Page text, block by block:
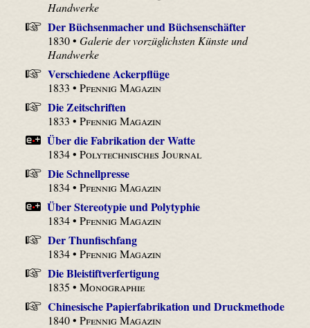
Handwerke
Der Büchsenmacher und Büchsenschäfter
1830 •Galerie der vorzüglichsten Künste und
Handwerke
Verschiedene Ackerpflüge
1833 •Pfennig Magazin
Die Zeitschriften
1833 •Pfennig Magazin
Über die Fabrikation der Watte
1834 •Polytechnisches Journal
Die Schnellpresse
1834 •Pfennig Magazin
Über Stereotypie und Polytyphie
1834 •Pfennig Magazin
Der Thunfischfang
1834 •Pfennig Magazin
Die Bleistiftverfertigung
1835 •Monographie
Chinesische Papierfabrikation und Druckmethode
1840 •Pfennig Magazin